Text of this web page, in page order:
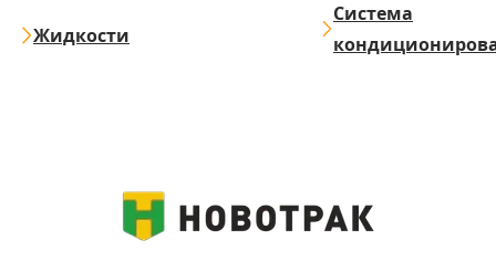
Жидкости
Система